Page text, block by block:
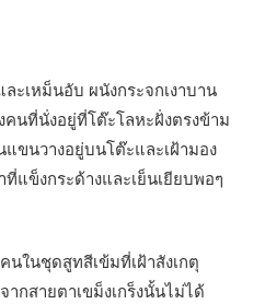
ะเหม็นอับ ผนังกระจกเงาบาน
นที่นั่งอยู่ที่โต๊ะโลหะฝั่งตรงข้าม
ขนวางอยู่บนโต๊ะและเฝ้ามอง
แข็งกระด้างและเย็นเยียบพอๆ
นในชุดสูทสีเข้มที่เฝ้าสังเกตุ
กสายตาเขม็งเกร็งนั้นไม่ได้